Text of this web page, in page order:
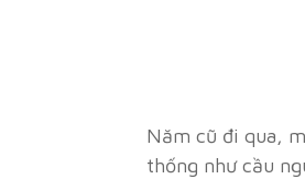
Năm cũ đi qua,
thống như cầu